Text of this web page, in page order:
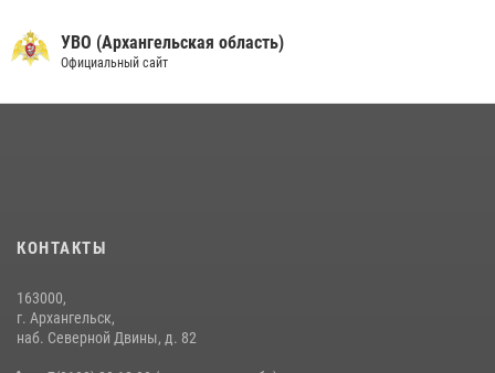
УВО (Архангельская область)
Официальный сайт
КОНТАКТЫ
163000,
г. Архангельск,
наб. Северной Двины, д. 82